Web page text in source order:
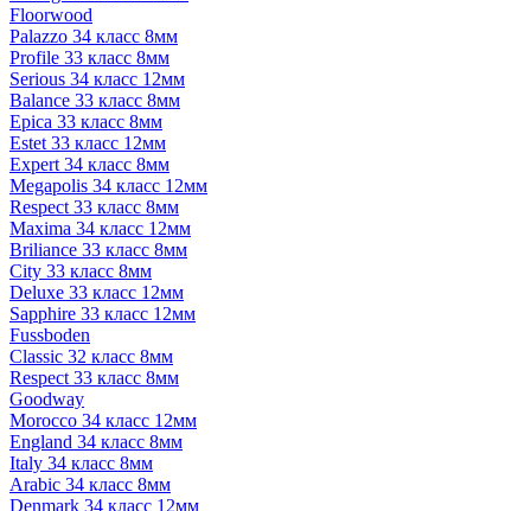
Floorwood
Palazzo 34 класс 8мм
Profile 33 класс 8мм
Serious 34 класс 12мм
Balance 33 класс 8мм
Epica 33 класс 8мм
Estet 33 класс 12мм
Expert 34 класс 8мм
Megapolis 34 класс 12мм
Respect 33 класс 8мм
Maxima 34 класс 12мм
Briliance 33 класс 8мм
City 33 класс 8мм
Deluxe 33 класс 12мм
Sapphire 33 класс 12мм
Fussboden
Classic 32 класс 8мм
Respect 33 класс 8мм
Goodway
Morocco 34 класс 12мм
England 34 класс 8мм
Italy 34 класс 8мм
Arabic 34 класс 8мм
Denmark 34 класс 12мм